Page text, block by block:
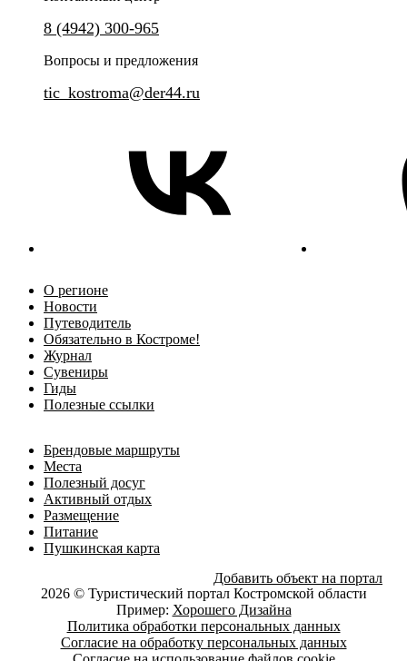
8 (4942) 300-965
Вопросы и предложения
tic_kostroma@der44.ru
О регионе
Новости
Путеводитель
Обязательно в Костроме!
Журнал
Сувениры
Гиды
Полезные ссылки
Брендовые маршруты
Места
Полезный досуг
Активный отдых
Размещение
Питание
Пушкинская карта
Добавить объект на портал
2026 © Туристический портал Костромской области
Пример: Хорошего Дизайна
Политика обработки персональных данных
Согласие на обработку персональных данных